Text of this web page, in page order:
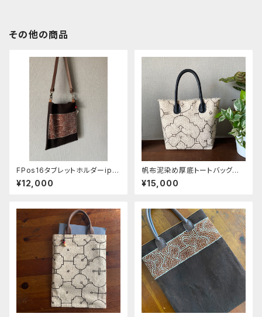
その他の商品
FPos16タブレットホルダーipa
d ポシェット83 泥染め刺繍の
柔らかいショルダー 24x28c
¥12,000
帆布泥染め厚底トートバッグ 3
5x24x13 本革持ち手フリンジ
¥15,000